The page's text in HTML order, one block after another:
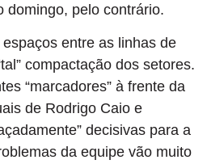
domingo, pelo contrário.
entre as linhas de
compactação dos setores.
“marcadores” à frente da
de Rodrigo Caio e
decisivas para a
da equipe vão muito